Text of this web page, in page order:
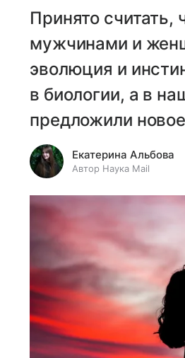
Принято считать,
мужчинами и
эволюция и
в биологии, а в
предложили
Екатерина Альбова
Автор Наука Mail